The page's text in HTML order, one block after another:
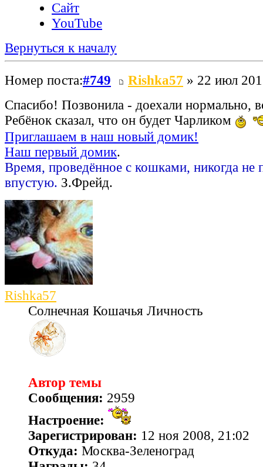
Сайт
YouTube
Вернуться к началу
Номер поста:#749 Rishka57 » 22 июл
Спасибо! Позвонила - доехали нормально,
Ребёнок сказал, что он будет Чарликом
Приглашаем в наш новый домик!
Наш первый домик.
Время, проведённое с кошками, никогда не
впустую. З.Фрейд.
Rishka57
Солнечная Кошачья Личность
Автор темы
Сообщения: 2959
Настроение:
Зарегистрирован: 12 ноя 2008, 21:02
Откуда: Москва-Зеленоград